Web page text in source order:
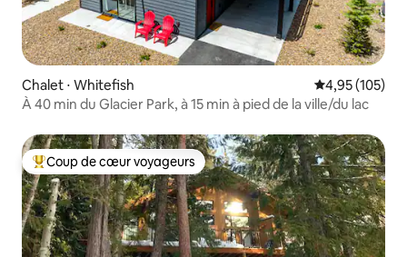
Chalet ⋅ Whitefish Évaluation
4,95 (105)
À 40 min du Glacier Park, à 15 min à pied de la ville/du lac
Coups de cœur voyageurs les plus appréciés
Coup de cœur voyageurs